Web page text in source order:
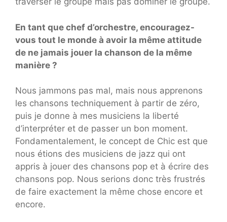
En tant que chef d’orchestre, encouragez-
vous tout le monde à avoir la même attitude
de ne jamais jouer la chanson de la même
manière ?
Nous jammons pas mal, mais nous apprenons
les chansons techniquement à partir de zéro,
puis je donne à mes musiciens la liberté
d’interpréter et de passer un bon moment.
Fondamentalement, le concept de Chic est que
nous étions des musiciens de jazz qui ont
appris à jouer des chansons pop et à écrire des
chansons pop. Nous serions donc très frustrés
de faire exactement la même chose encore et
encore.